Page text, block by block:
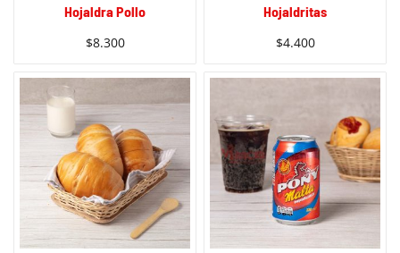
Hojaldra Pollo
$8.300
Hojaldritas
$4.400